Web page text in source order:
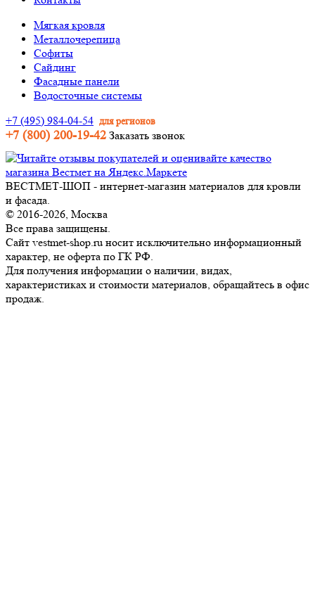
Мягкая кровля
Металлочерепица
Софиты
Сайдинг
Фасадные панели
Водосточные системы
+7 (495) 984-04-54 для регионов
+7 (800) 200-19-42 Заказать звонок
ВЕСТМЕТ-ШОП - интернет-магазин материалов для кровли
и фасада.
© 2016-2026, Москва
Все права защищены.
Сайт vestmet-shop.ru носит исключительно информационный
характер, не оферта по ГК РФ.
Для получения информации о наличии, видах,
характеристиках и стоимости материалов, обращайтесь в офис
продаж.